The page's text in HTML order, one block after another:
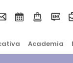
Academia